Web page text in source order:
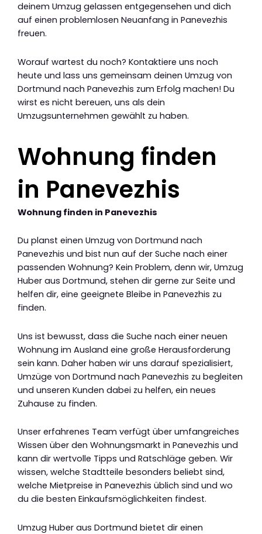
deinem Umzug gelassen entgegensehen und dich
auf einen problemlosen Neuanfang in Panevezhis
freuen.
Worauf wartest du noch? Kontaktiere uns noch
heute und lass uns gemeinsam deinen Umzug von
Dortmund nach Panevezhis zum Erfolg machen! Du
wirst es nicht bereuen, uns als dein
Umzugsunternehmen gewählt zu haben.
Wohnung finden
in Panevezhis
Wohnung finden in Panevezhis
Du planst einen Umzug von Dortmund nach
Panevezhis und bist nun auf der Suche nach einer
passenden Wohnung? Kein Problem, denn wir, Umzug
Huber aus Dortmund, stehen dir gerne zur Seite und
helfen dir, eine geeignete Bleibe in Panevezhis zu
finden.
Uns ist bewusst, dass die Suche nach einer neuen
Wohnung im Ausland eine große Herausforderung
sein kann. Daher haben wir uns darauf spezialisiert,
Umzüge von Dortmund nach Panevezhis zu begleiten
und unseren Kunden dabei zu helfen, ein neues
Zuhause zu finden.
Unser erfahrenes Team verfügt über umfangreiches
Wissen über den Wohnungsmarkt in Panevezhis und
kann dir wertvolle Tipps und Ratschläge geben. Wir
wissen, welche Stadtteile besonders beliebt sind,
welche Mietpreise in Panevezhis üblich sind und wo
du die besten Einkaufsmöglichkeiten findest.
Umzug Huber aus Dortmund bietet dir einen